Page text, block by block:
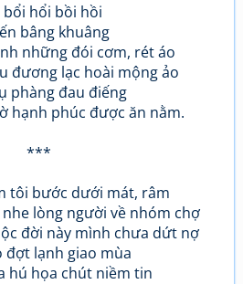
bổi hổi bồi hồi
bâng khuâng
những đói cơm, rét áo
đương lạc hoài mộng ảo
phàng đau điếng
hạnh phúc được ăn nằm.
***
tôi bước dưới mát, râm
lòng người về nhóm chợ
đời này mình chưa dứt nợ
đợt lạnh giao mùa
hú họa chút niềm tin